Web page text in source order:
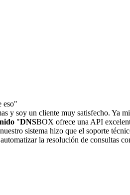
eso"
y soy un cliente muy satisfecho. Ya
"DNSBOX ofrece una API
sistema hizo que el soporte
la resolución de consultas